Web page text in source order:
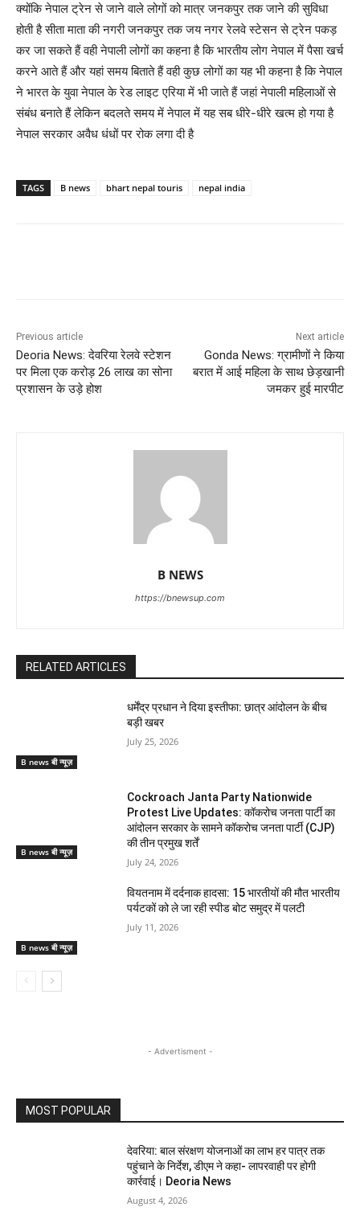
क्योंकि नेपाल ट्रेन से जाने वाले लोगों को मात्र जनकपुर तक जाने की सुविधा
होती है सीता माता की नगरी जनकपुर तक जय नगर रेलवे स्टेसन से ट्रेन पकड़
कर जा सकते हैं वही नेपाली लोगों का कहना है कि भारतीय लोग नेपाल में पैसा खर्च
करने आते हैं और यहां समय बिताते हैं वही कुछ लोगों का यह भी कहना है कि नेपाल
ने भारत के युवा नेपाल के रेड लाइट एरिया में भी जाते हैं जहां नेपाली महिलाओं से
संबंध बनाते हैं लेकिन बदलते समय में नेपाल में यह सब धीरे-धीरे खत्म हो गया है
नेपाल सरकार अवैध धंधों पर रोक लगा दी है
TAGS B news bhart nepal touris nepal india
Previous article
Deoria News: देवरिया रेलवे स्टेशन
पर मिला एक करोड़ 26 लाख का सोना
प्रशासन के उड़े होश
Next article
Gonda News: ग्रामीणों ने किया
बरात में आई महिला के साथ छेड़खानी
जमकर हुई मारपीट
B NEWS
https://bnewsup.com
RELATED ARTICLES
B news बी न्यूज़
धर्मेंद्र प्रधान ने दिया इस्तीफा: छात्र आंदोलन के बीच
बड़ी खबर
July 25, 2026
B news बी न्यूज़
Cockroach Janta Party Nationwide
Protest Live Updates: कॉकरोच जनता पार्टी का
आंदोलन सरकार के सामने कॉकरोच जनता पार्टी (CJP)
की तीन प्रमुख शर्तें
July 24, 2026
B news बी न्यूज़
वियतनाम में दर्दनाक हादसा: 15 भारतीयों की मौत भारतीय
पर्यटकों को ले जा रही स्पीड बोट समुद्र में पलटी
July 11, 2026
- Advertisment -
MOST POPULAR
देवरिया: बाल संरक्षण योजनाओं का लाभ हर पात्र तक
पहुंचाने के निर्देश, डीएम ने कहा- लापरवाही पर होगी
कार्रवाई। Deoria News
August 4, 2026